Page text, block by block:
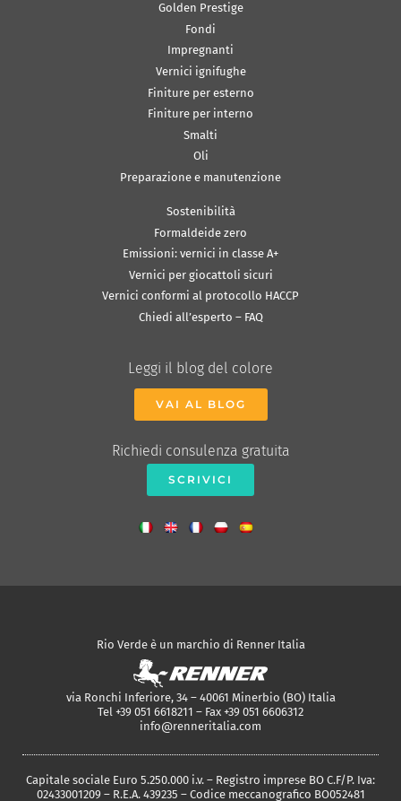
Golden Prestige
Fondi
Impregnanti
Vernici ignifughe
Finiture per esterno
Finiture per interno
Smalti
Oli
Preparazione e manutenzione
Sostenibilità
Formaldeide zero
Emissioni: vernici in classe A+
Vernici per giocattoli sicuri
Vernici conformi al protocollo HACCP
Chiedi all’esperto – FAQ
Leggi il blog del colore
VAI AL BLOG
Richiedi consulenza gratuita
SCRIVICI
Rio Verde è un marchio di Renner Italia
via Ronchi Inferiore, 34 – 40061 Minerbio (BO) Italia
Tel +39 051 6618211 – Fax +39 051 6606312
info@renneritalia.com
Capitale sociale Euro 5.250.000 i.v. – Registro imprese BO C.F/P. Iva:
02433001209 – R.E.A. 439235 – Codice meccanografico BO052481